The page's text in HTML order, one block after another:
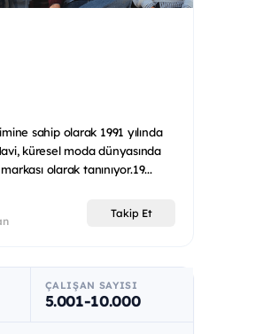
sahip olarak 1991 yılında
küresel moda dünyasında
olarak tanınıyor.19...
Takip Et
ÇALIŞAN SAYISI
5.001-10.000